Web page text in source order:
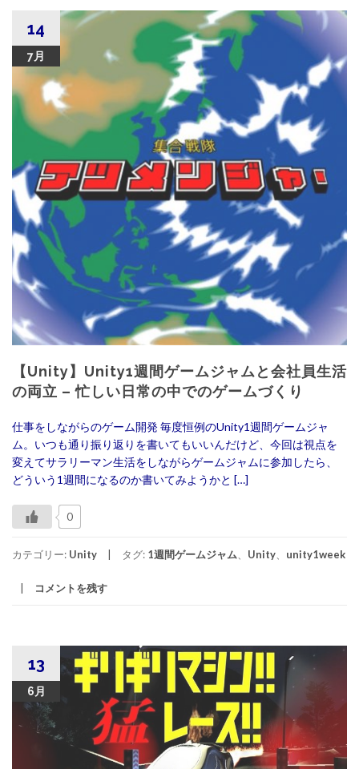
14
7月
【Unity】Unity1週間ゲームジャムと会社員生活
の両立 – 忙しい日常の中でのゲームづくり
仕事をしながらのゲーム開発 毎度恒例のUnity1週間ゲームジャ
ム。いつも通り振り返りを書いてもいいんだけど、今回は視点を
変えてサラリーマン生活をしながらゲームジャムに参加したら、
どういう1週間になるのか書いてみようかと […]
0
カテゴリー: Unity タグ: 1週間ゲームジャム Unity unity1week
コメントを残す
13
6月